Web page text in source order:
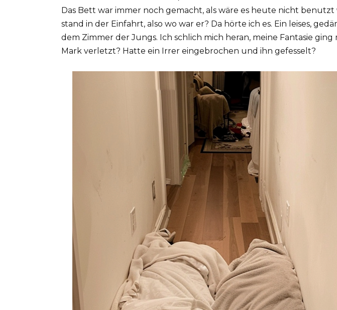
Das Bett war immer noch gemacht, als wäre es heute nicht benutzt
stand in der Einfahrt, also wo war er? Da hörte ich es. Ein leises,
dem Zimmer der Jungs. Ich schlich mich heran, meine Fantasie
Mark verletzt? Hatte ein Irrer eingebrochen und ihn gefesselt?